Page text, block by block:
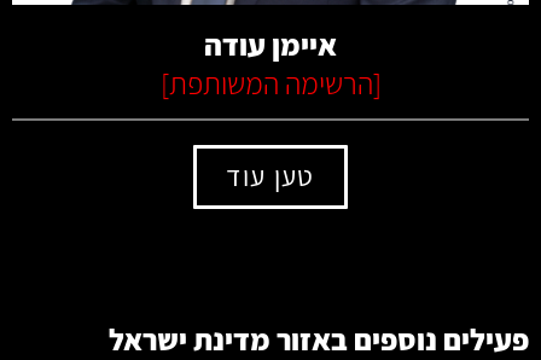
איימן עודה
[הרשימה המשותפת]
טען עוד
פעילים נוספים באזורמדינת ישראל